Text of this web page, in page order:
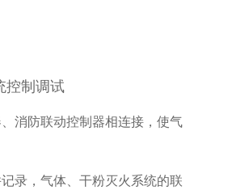
控制调试
消防联动控制器相连接，使气
录，气体、干粉灭火系统的联